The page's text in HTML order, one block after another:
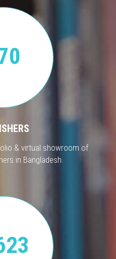
& virtual showroom of
in Bangladesh.